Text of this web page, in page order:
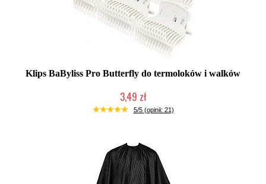
Klips BaByliss Pro Butterfly do termoloków i walków
3,49 zł
Duża ilość (wysyłka w 24h)
5/5 (opinii: 21)